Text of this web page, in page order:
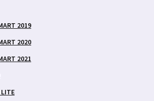
2019
2020
2021
LITE